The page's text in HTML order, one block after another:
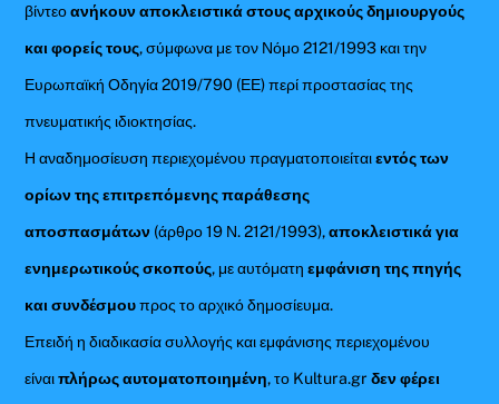
βίντεοανήκουν αποκλειστικά στους αρχικούς δημιουργούς
και φορείς τους, σύμφωνα με τον Νόμο 2121/1993 και την
Ευρωπαϊκή Οδηγία 2019/790 (ΕΕ) περί προστασίας της
πνευματικής ιδιοκτησίας.
Η αναδημοσίευση περιεχομένου πραγματοποιείταιεντός των
ορίων της επιτρεπόμενης παράθεσης
αποσπασμάτων (άρθρο 19 Ν. 2121/1993),αποκλειστικά για
ενημερωτικούς σκοπούς, με αυτόματηεμφάνιση της πηγής
και συνδέσμουπρος το αρχικό δημοσίευμα.
Επειδή η διαδικασία συλλογής και εμφάνισης περιεχομένου
είναιπλήρως αυτοματοποιημένη, το Kultura.grδεν φέρει